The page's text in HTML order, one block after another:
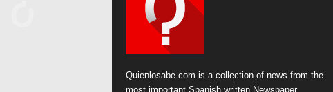
Quienlosabe.com is a collection of news from the
most important Spanish written Newspaper.